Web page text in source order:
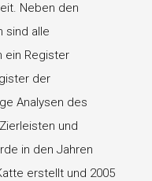
Neben den
sind alle
ein Register
der
Analysen des
und
in den Jahren
erstellt und 2005